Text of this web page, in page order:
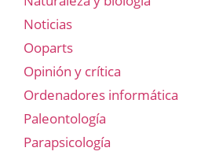
Noticias
Ooparts
Opinión y crítica
Ordenadores informática
Paleontología
Parapsicología